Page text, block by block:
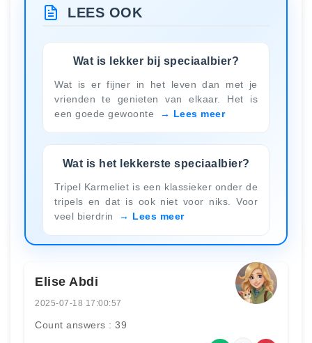
LEES OOK
Wat is lekker bij speciaalbier?
Wat is er fijner in het leven dan met je
vrienden te genieten van elkaar. Het is
een goede gewoonte
Lees meer
Wat is het lekkerste speciaalbier?
Tripel Karmeliet is een klassieker onder de
tripels en dat is ook niet voor niks. Voor
veel bierdrin
Lees meer
Elise Abdi
2025-07-18 17:00:57
Count answers : 39